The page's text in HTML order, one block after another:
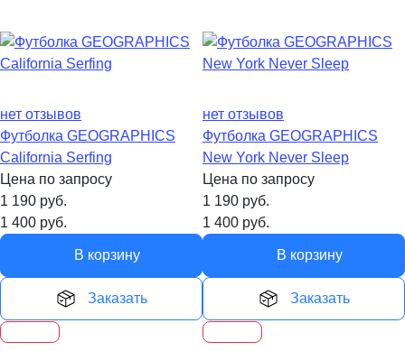
нет отзывов
Футболка GEOGRAPHICS
California Serfing
Цена по запросу
1 190 руб.
1 400 руб.
В корзину
Заказать
нет отзывов
Футболка GEOGRAPHICS
New York Never Sleep
Цена по запросу
1 190 руб.
1 400 руб.
В корзину
Заказать